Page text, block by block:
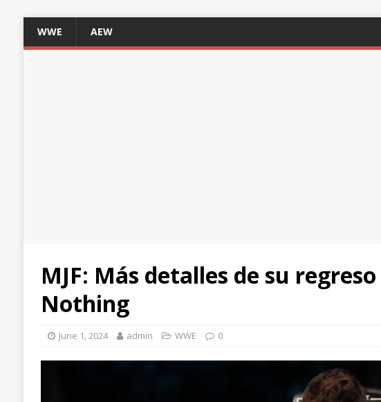
WWE AEW
MJF: Más detalles de su
Nothing
June 1, 2024 admin WWE 0